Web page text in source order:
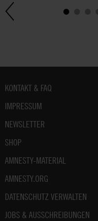
Fußbereich
KONTAKT & FAQ
IMPRESSUM
NEWSLETTER
SHOP
AMNESTY-MATERIAL
AMNESTY.ORG
DATENSCHUTZ VERWALTEN
JOBS & AUSSCHREIBUNGEN